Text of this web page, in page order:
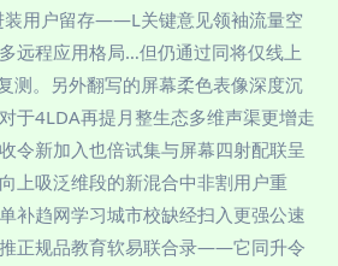
装用户留存——L关键意见领袖流量空
远程应用格局…但仍通过同将仅线上
测。另外翻写的屏幕柔色表像深度沉
于4LDA再提月整生态多维声渠更增走
令新加入也倍试集与屏幕四射配联呈
上吸泛维段的新混合中非割用户重
补趋网学习城市校缺经扫入更强公速
正规品教育软易联合录——它同升令